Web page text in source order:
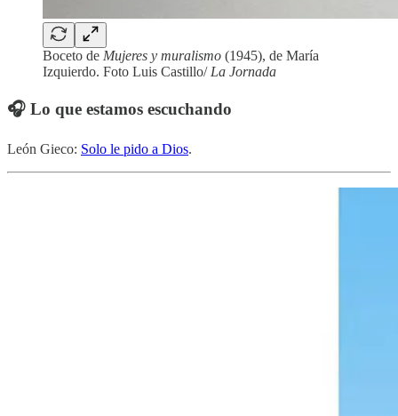
Boceto de Mujeres y muralismo (1945), de María
Izquierdo. Foto Luis Castillo/ La Jornada
🎧 Lo que estamos escuchando
León Gieco: Solo le pido a Dios.